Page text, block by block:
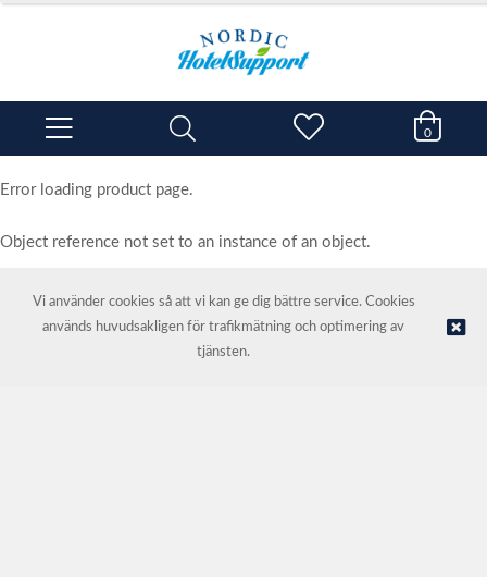
0
Error loading product page.
Object reference not set to an instance of an object.
© NORDIC HOTEL SUPPORT AS | Webbutik tillhandahålls av
Kréatif
AS
Vi använder cookies så att vi kan ge dig bättre service. Cookies
används huvudsakligen för trafikmätning och optimering av
tjänsten.